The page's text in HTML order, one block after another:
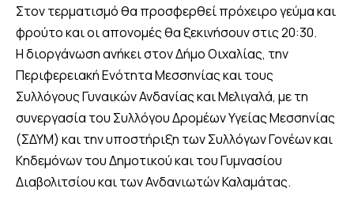
Στον τερματισμό θα προσφερθεί πρόχειρο γεύμα και
φρούτο και οι απονομές θα ξεκινήσουν στις 20:30.
Η διοργάνωση ανήκει στον Δήμο Οιχαλίας, την
Περιφερειακή Ενότητα Μεσσηνίας και τους
Συλλόγους Γυναικών Ανδανίας και Μελιγαλά, με τη
συνεργασία του Συλλόγου Δρομέων Υγείας Μεσσηνίας
(ΣΔΥΜ) και την υποστήριξη των Συλλόγων Γονέων και
Κηδεμόνων του Δημοτικού και του Γυμνασίου
Διαβολιτσίου και των Ανδανιωτών Καλαμάτας.